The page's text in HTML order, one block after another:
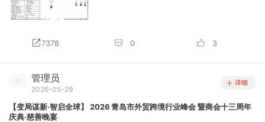
7378 0 3
管理员
2026-05-29
详细
【变局谋新·智启全球】 2026 青岛市外贸跨境行业峰会 暨商会十三周年
庆典·慈善晚宴